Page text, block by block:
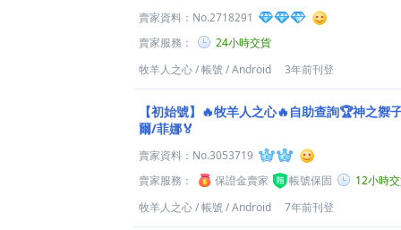
賣家資料： No.2718291
賣家服務：
24小時交貨
牧羊人之心/帳號/Android 3年前刊登
【初始號】🔥牧羊人之心🔥自助查詢🏆神之禦
爾/菲娜🏅
賣家資料： No.3053719
賣家服務：
保證金賣家 帳號保固
12小時
牧羊人之心/帳號/Android 7年前刊登